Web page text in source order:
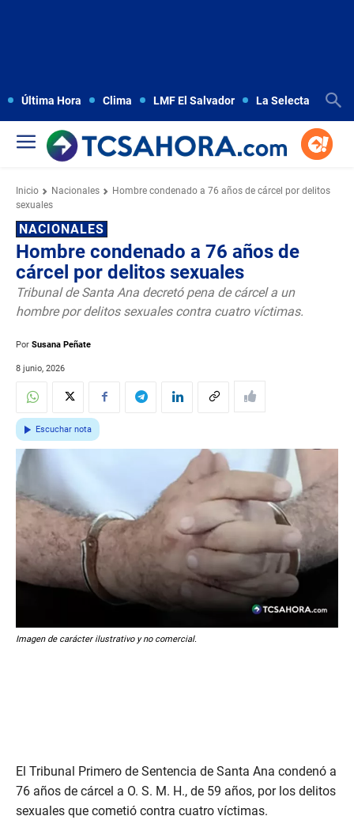
Última Hora Clima LMF El Salvador La Selecta
Inicio Nacionales
Hombre condenado a 76 años de cárcel por delitos
sexuales
NACIONALES
Hombre condenado a 76 años de
cárcel por delitos sexuales
Tribunal de Santa Ana decretó pena de cárcel a un
hombre por delitos sexuales contra cuatro víctimas.
Por Susana Peñate
8 junio, 2026
Escuchar nota
Imagen de carácter ilustrativo y no comercial.
El Tribunal Primero de Sentencia de Santa Ana condenó a
76 años de cárcel a O. S. M. H., de 59 años, por los delitos
sexuales que cometió contra cuatro víctimas.